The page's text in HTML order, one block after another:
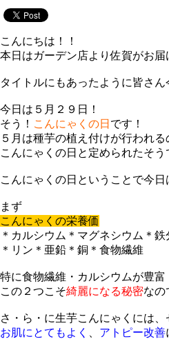
こんにちは！！
本日はガーデン店より佐賀がお届
タイトルにもあったように皆さ
今日は５月２９日！
そう！ こんにゃくの日 です！
５月は種芋の植え付けが行われ
こんにゃくの日と定められたそう
こんにゃくの日ということで今
まず
こんにゃくの栄養価
＊カルシウム＊マグネシウム＊
＊リン＊亜鉛＊銅＊食物繊維
特に食物繊維・カルシウムが豊富
この２つこそ綺麗になる秘密なの
さ・ら・に生芋こんにゃくには
お肌にとてもよく
アトピー改善